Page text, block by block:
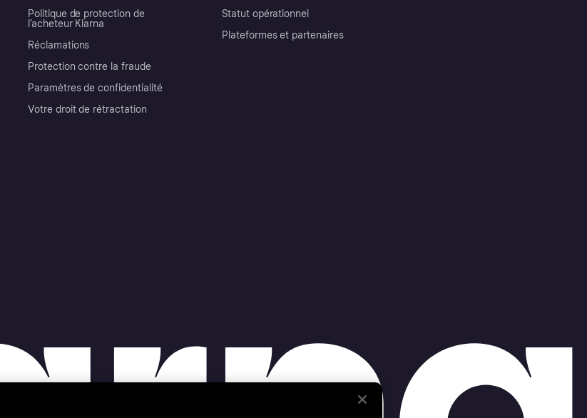
Politique de protection de
l’acheteur Klarna
Réclamations
Protection contre la fraude
Paramètres de confidentialité
Votre droit de rétractation
Statut opérationnel
Plateformes et partenaires